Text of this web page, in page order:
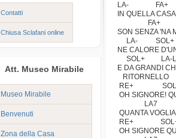
Contatti
Chiusa Sclafani online
Att. Museo Mirabile
Museo Mirabile
Benvenuti
Zona della Casa
LA- FA+
IN QUELLA
FA+
SON SENZA 'NA
LA-
NE CALORE
SOL+ LA-
E DA GRANDI
RITORNELLO
RE+
OH SIGNORE!
LA7
QUANTA
RE+
OH SIGNORE